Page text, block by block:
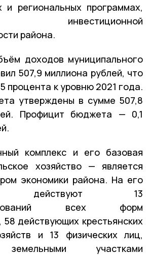
и региональных программах,
инвестиционной
района.
доходов муниципального
507,9 миллиона рублей, что
процента к уровню 2021 года.
утверждены в сумме 507,8
Профицит бюджета — 0,1
комплекс и его базовая
хозяйство — является
экономики района. На его
действуют 13
всех форм
58 действующих крестьянских
и 13 физических лиц,
участками